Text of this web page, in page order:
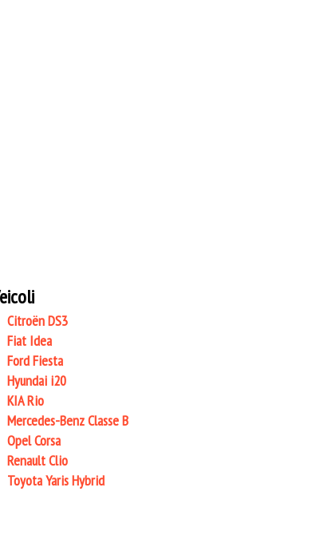
Citroën DS3
Fiat Idea
Ford Fiesta
Hyundai i20
KIA Rio
Mercedes-Benz Classe B
Opel Corsa
Renault Clio
Toyota Yaris Hybrid